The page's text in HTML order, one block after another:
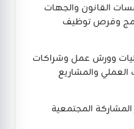
القانون والجهات
وفرص توظيف
وورش عمل وشراكات
العملي والمشاريع
المجتمعية